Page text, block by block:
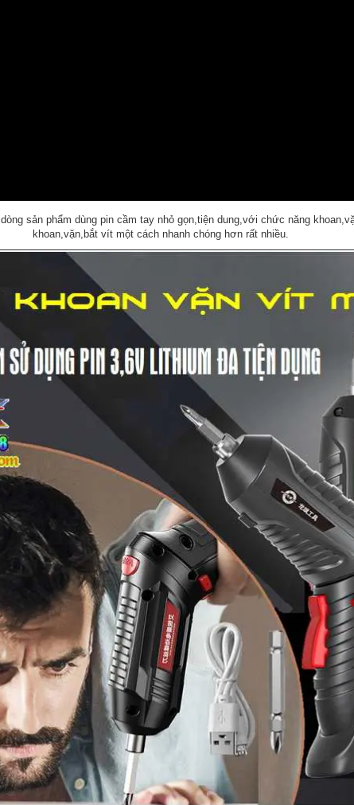
sản phẩm dùng pin cầm tay nhỏ gọn,tiện dung,với chức năng
khoan,vặn,bắt vít một cách nhanh chóng hơn rất nhiều.